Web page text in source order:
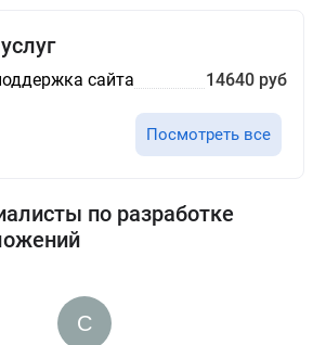
сайта 14640 руб
Посмотреть все
по разработке